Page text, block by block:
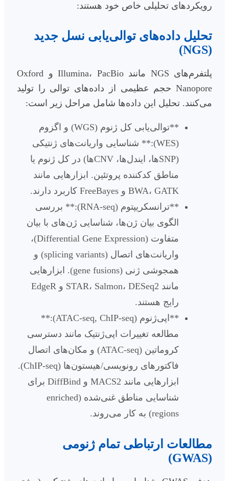
رویکردهای تحلیلی خاص خود هستند:
تحلیل داده‌های توالی‌یابی نسل جدید
(NGS)
پلتفرم‌های NGS مانند Illumina، PacBio و Oxford
Nanopore حجم عظیمی از داده‌های توالی را تولید
می‌کنند. تحلیل این داده‌ها شامل مراحل زیر است:
**توالی‌یابی کل ژنوم (WGS) و اگزوم
(WES):** شناسایی واریانت‌های ژنتیکی
(SNPها، ایندل‌ها، CNVها) در کل ژنوم یا
مناطق کدکننده پروتئین. ابزارهایی مانند
BWA، GATK و FreeBayes کاربرد دارند.
**ترانسکریپتوم (RNA-seq):** بررسی
الگوی بیان ژن‌ها، شناسایی ژن‌های با بیان
متفاوت (Differential Gene Expression)،
واریانت‌های اتصال (splicing variants) و
همجوشی ژنی (gene fusions). ابزارهایی
مانند STAR، Salmon، DESeq2 و EdgeR
رایج هستند.
**اپی‌ژنوم (ATAC-seq, ChIP-seq):**
مطالعه تغییرات اپی‌ژنتیک مانند دسترسی
کروماتین (ATAC-seq) و مکان‌های اتصال
فاکتورهای رونویسی/هیستون‌ها (ChIP-seq).
ابزارهایی مانند MACS2 و DiffBind برای
شناسایی مناطق غنی‌شده (enriched
regions) به کار می‌روند.
مطالعات ارتباطی تمام ژنومی
(GWAS)